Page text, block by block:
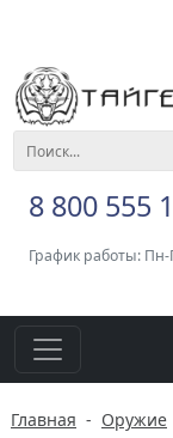
8 800 555
График работы: Пн-
Главная - Оружие